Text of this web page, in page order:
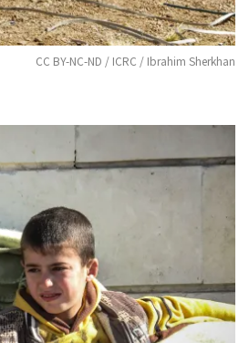
CC BY-NC-ND / ICRC / Ibrahim Sherkhan